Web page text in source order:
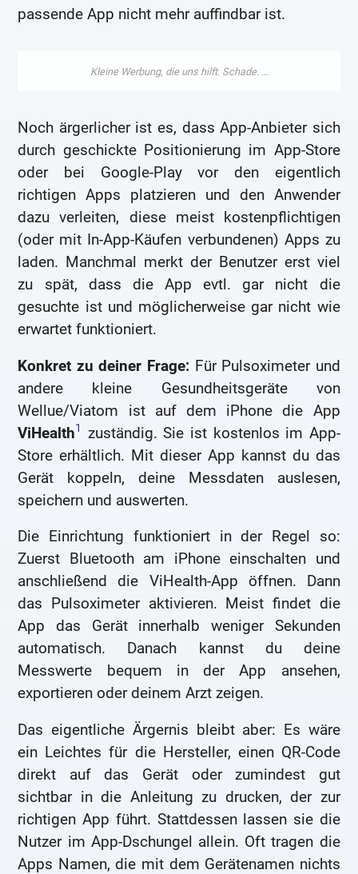
passende App nicht mehr auffindbar ist.
Noch ärgerlicher ist es, dass App-Anbieter sich
durch geschickte Positionierung im App-Store
oder bei Google-Play vor den eigentlich
richtigen Apps platzieren und den Anwender
dazu verleiten, diese meist kostenpflichtigen
(oder mit In-App-Käufen verbundenen) Apps zu
laden. Manchmal merkt der Benutzer erst viel
zu spät, dass die App evtl. gar nicht die
gesuchte ist und möglicherweise gar nicht wie
erwartet funktioniert.
Konkret zu deiner Frage: Für Pulsoximeter und
andere kleine Gesundheitsgeräte von
Wellue/Viatom ist auf dem iPhone die App
ViHealth1
zuständig. Sie ist kostenlos im App-
Store erhältlich. Mit dieser App kannst du das
Gerät koppeln, deine Messdaten auslesen,
speichern und auswerten.
Die Einrichtung funktioniert in der Regel so:
Zuerst Bluetooth am iPhone einschalten und
anschließend die ViHealth-App öffnen. Dann
das Pulsoximeter aktivieren. Meist findet die
App das Gerät innerhalb weniger Sekunden
automatisch. Danach kannst du deine
Messwerte bequem in der App ansehen,
exportieren oder deinem Arzt zeigen.
Das eigentliche Ärgernis bleibt aber: Es wäre
ein Leichtes für die Hersteller, einen QR-Code
direkt auf das Gerät oder zumindest gut
sichtbar in die Anleitung zu drucken, der zur
richtigen App führt. Stattdessen lassen sie die
Nutzer im App-Dschungel allein. Oft tragen die
Apps Namen, die mit dem Gerätenamen nichts